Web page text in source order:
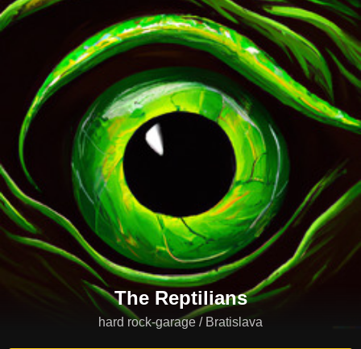
The Reptilians
hard rock-garage / Bratislava